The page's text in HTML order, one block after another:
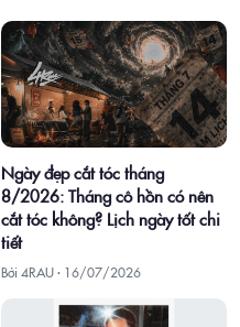
Ngày đẹp cắt tóc tháng
8/2026: Tháng cô hồn có nên
cắt tóc không? Lịch ngày tốt chi
tiết
Bởi 4RAU · 16/07/2026